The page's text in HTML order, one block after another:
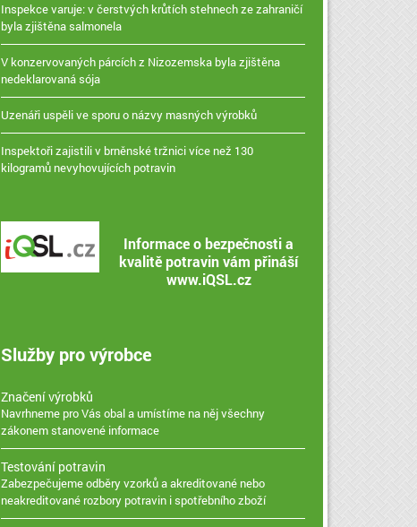
Inspekce varuje: v čerstvých krůtích stehnech ze zahraničí
byla zjištěna salmonela
V konzervovaných párcích z Nizozemska byla zjištěna
nedeklarovaná sója
Uzenáři uspěli ve sporu o názvy masných výrobků
Inspektoři zajistili v brněnské tržnici více než 130
kilogramů nevyhovujících potravin
Informace o bezpečnosti a
kvalitě potravin vám přináší
www.iQSL.cz
Služby pro výrobce
Značení výrobků
Navrhneme pro Vás obal a umístíme na něj všechny
zákonem stanovené informace
Testování potravin
Zabezpečujeme odběry vzorků a akreditované nebo
neakreditované rozbory potravin i spotřebního zboží